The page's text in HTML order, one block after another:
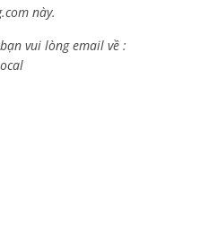
này.
vui lòng email về :